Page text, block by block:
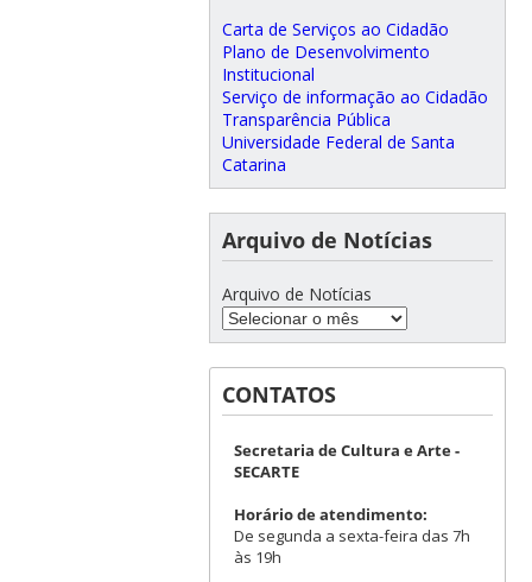
Carta de Serviços ao Cidadão
Plano de Desenvolvimento
Institucional
Serviço de informação ao Cidadão
Transparência Pública
Universidade Federal de Santa
Catarina
Arquivo de Notícias
Arquivo de Notícias
CONTATOS
Secretaria de Cultura e Arte -
SECARTE
Horário de atendimento:
De segunda a sexta-feira das 7h
às 19h